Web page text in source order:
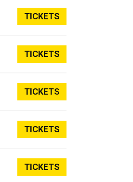
TICKETS
TICKETS
TICKETS
TICKETS
TICKETS